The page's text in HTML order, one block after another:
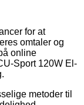
for at
omtaler og
online
Sport 120W El-
metoder til